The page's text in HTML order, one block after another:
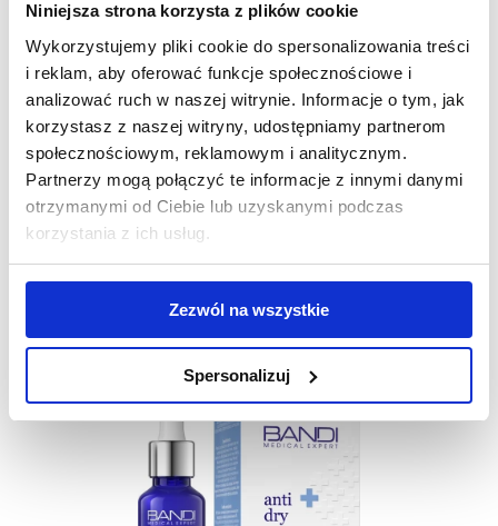
Niniejsza strona korzysta z plików cookie
Wykorzystujemy pliki cookie do spersonalizowania treści
i reklam, aby oferować funkcje społecznościowe i
analizować ruch w naszej witrynie. Informacje o tym, jak
korzystasz z naszej witryny, udostępniamy partnerom
społecznościowym, reklamowym i analitycznym.
Partnerzy mogą połączyć te informacje z innymi danymi
otrzymanymi od Ciebie lub uzyskanymi podczas
korzystania z ich usług.
Zezwól na wszystkie
Spersonalizuj
Peeling kwasowy na naczynka
DO KOSZYKA
70 zł